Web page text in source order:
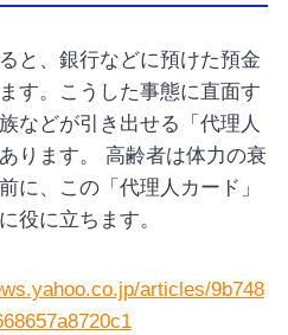
と、銀行などに預けた預金
す。こうした事態に直面す
などが引き出せる「代理人
ります。 高齢者は体力の衰
に、この「代理人カード」
役に立ちます。
articles/9b748